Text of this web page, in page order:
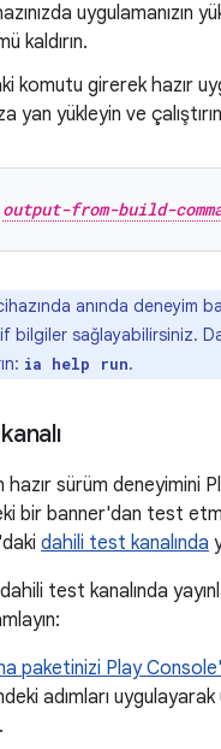
uygulamanızın
kaldırın.
komutu girerek hazır
yan yükleyin ve
output-from-build-
anında deneyim
bilgiler sağlayabilirsiniz.
ia help run.
hazır sürüm deneyimini
bir banner'dan test
dahili test kanalında
dahili test kanalında
paketinizi Play
adımları